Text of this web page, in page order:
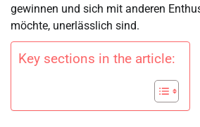
gewinnen und sich mit anderen
möchte, unerlässlich sind.
Key sections in the article: